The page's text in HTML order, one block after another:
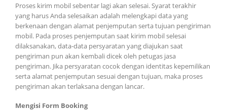
Proses kirim mobil sebentar lagi akan selesai. Syarat terakhir
yang harus Anda selesaikan adalah melengkapi data yang
berkenaan dengan alamat penjemputan serta tujuan pengiriman
mobil. Pada proses penjemputan saat kirim mobil selesai
dilaksanakan, data-data persyaratan yang diajukan saat
pengiriman pun akan kembali dicek oleh petugas jasa
pengiriman. Jika persyaratan cocok dengan identitas kepemilikan
serta alamat penjemputan sesuai dengan tujuan, maka proses
pengiriman akan terlaksana dengan lancar.
Mengisi Form Booking